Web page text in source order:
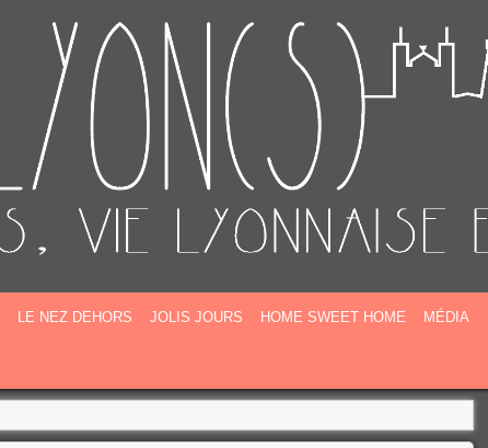
LE NEZ DEHORS JOLIS JOURS HOME SWEET HOME MÉDIA